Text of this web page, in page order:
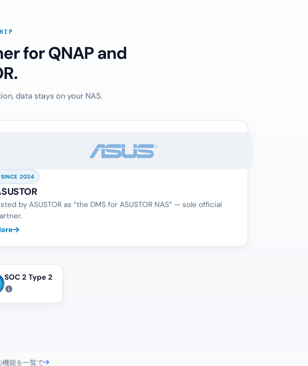
for QNAP and
data stays on your NAS.
SINCE 2024
by ASUSTOR as “the DMS for ASUSTOR NAS” — sole official
SOC 2 Type 2
機能を一覧で